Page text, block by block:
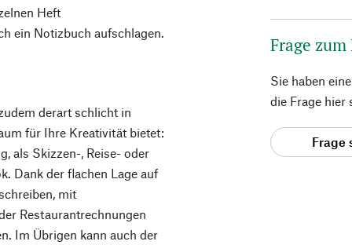
Heft
ein Notizbuch aufschlagen.
derart schlicht in
für Ihre Kreativität bietet:
als Skizzen-, Reise- oder
Dank der flachen Lage auf
mit
Restaurantrechnungen
Im Übrigen kann auch der
Frage
Sie haben
die Frage hier
Frage